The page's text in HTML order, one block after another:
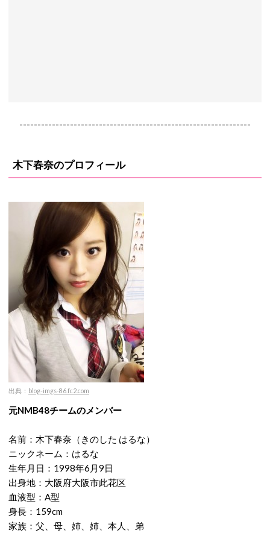
----------------------------------------------------------------
木下春奈のプロフィール
出典： blog-imgs-86.fc2.com
元NMB48チームのメンバー
名前：木下春奈（きのした はるな）
ニックネーム：はるな
生年月日：1998年6月9日
出身地：大阪府大阪市此花区
血液型：A型
身長：159cm
家族：父、母、姉、姉、本人、弟